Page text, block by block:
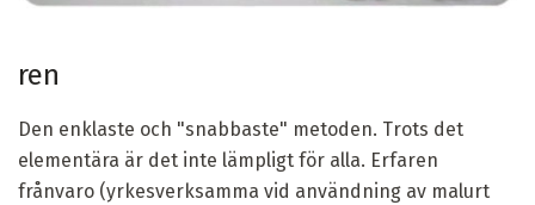
ren
Den enklaste och "snabbaste" metoden. Trots det
elementära är det inte lämpligt för alla. Erfaren
frånvaro (yrkesverksamma vid användning av malurt